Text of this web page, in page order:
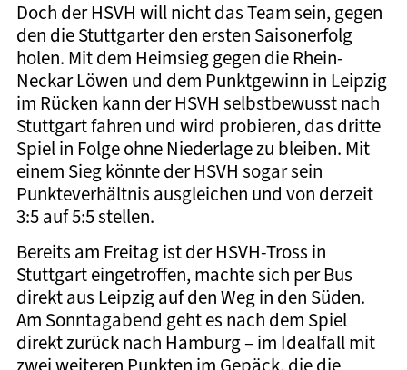
Doch der HSVH will nicht das Team sein, gegen
den die Stuttgarter den ersten Saisonerfolg
holen. Mit dem Heimsieg gegen die Rhein-
Neckar Löwen und dem Punktgewinn in Leipzig
im Rücken kann der HSVH selbstbewusst nach
Stuttgart fahren und wird probieren, das dritte
Spiel in Folge ohne Niederlage zu bleiben. Mit
einem Sieg könnte der HSVH sogar sein
Punkteverhältnis ausgleichen und von derzeit
3:5 auf 5:5 stellen.
Bereits am Freitag ist der HSVH-Tross in
Stuttgart eingetroffen, machte sich per Bus
direkt aus Leipzig auf den Weg in den Süden.
Am Sonntagabend geht es nach dem Spiel
direkt zurück nach Hamburg – im Idealfall mit